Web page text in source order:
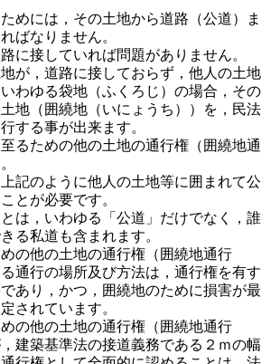
めには，その土地から道路（公道）ま
ばなりません。
に接していれば問題がありません。
が，道路に接しておらず，他人の土地
わゆる袋地（ふくろじ）の場合，その
地（囲繞地（いにょうち））を，民法
する事が出来ます。
るための他の土地の通行権（囲繞地通
記のように他人の土地等に囲まれて公
とが必要です。
は，いわゆる「公道」だけでなく，誰
る私道も含まれます。
の他の土地の通行権（囲繞地通行
通行の場所及び方法は，通行権を有す
あり，かつ，囲繞地のために損害が最
されています。
の他の土地の通行権（囲繞地通行
建築基準法の接道義務である２ｍの幅